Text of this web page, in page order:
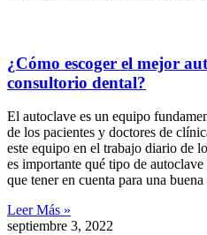
¿Cómo escoger el mejor
consultorio dental?
El autoclave es un equipo
de los pacientes y doctores de
este equipo en el trabajo diario de
es importante qué tipo de
que tener en cuenta para una
Leer Más »
septiembre 3, 2022